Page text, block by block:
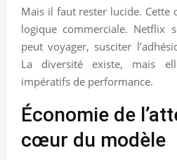
Mais il faut rester lucide. Cette
logique commerciale. Netflix
peut voyager, susciter
La diversité existe, mais
impératifs de performance.
Économie de
cœur du modèle